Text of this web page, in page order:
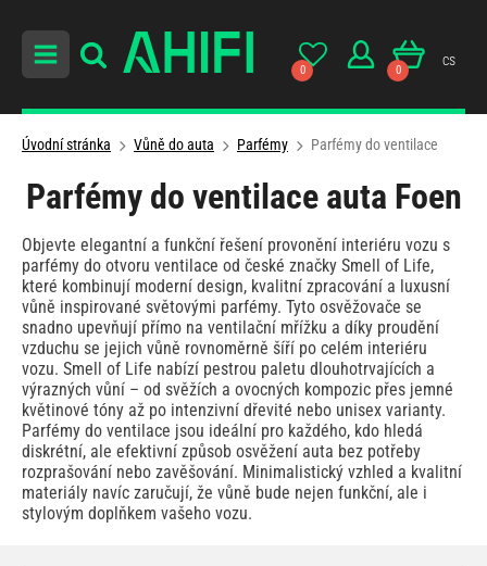
0 0
cs
Úvodní stránka Vůně do auta Parfémy Parfémy do ventilace
Parfémy do ventilace auta Foen
Objevte elegantní a funkční řešení provonění interiéru vozu s
parfémy do otvoru ventilace od české značky Smell of Life,
které kombinují moderní design, kvalitní zpracování a luxusní
vůně inspirované světovými parfémy. Tyto osvěžovače se
snadno upevňují přímo na ventilační mřížku a díky proudění
vzduchu se jejich vůně rovnoměrně šíří po celém interiéru
vozu. Smell of Life nabízí pestrou paletu dlouhotrvajících a
výrazných vůní – od svěžích a ovocných kompozic přes jemné
květinové tóny až po intenzivní dřevité nebo unisex varianty.
Parfémy do ventilace jsou ideální pro každého, kdo hledá
diskrétní, ale efektivní způsob osvěžení auta bez potřeby
rozprašování nebo zavěšování. Minimalistický vzhled a kvalitní
materiály navíc zaručují, že vůně bude nejen funkční, ale i
stylovým doplňkem vašeho vozu.